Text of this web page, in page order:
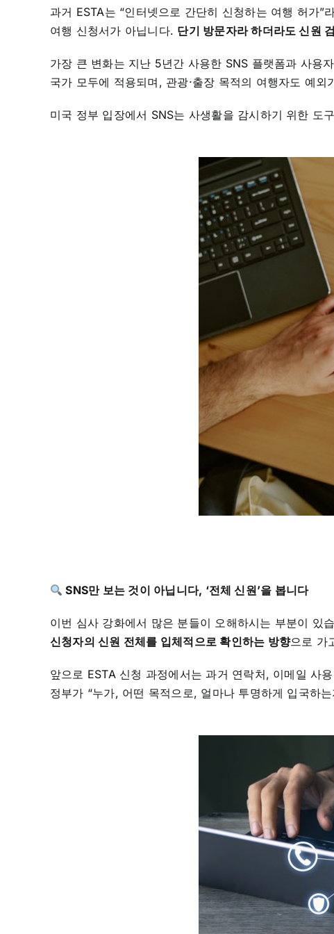
과거 ESTA는 “인터넷으로 간단히 신청하는 여행 허가
여행 신청서가 아닙니다. 단기 방문자라 하더라도 신원
가장 큰 변화는 지난 5년간 사용한 SNS 플랫폼과 사용
국가 모두에 적용되며, 관광·출장 목적의 여행자도 예외
미국 정부 입장에서 SNS는 사생활을 감시하기 위한 도
SNS만 보는 것이 아닙니다, ‘전체 신원’을 봅니다
이번 심사 강화에서 많은 분들이 오해하시는 부분이 있
신청자의 신원 전체를 입체적으로 확인하는 방향으로 가
앞으로 ESTA 신청 과정에서는 과거 연락처, 이메일 사
정부가 “누가, 어떤 목적으로, 얼마나 투명하게 입국하